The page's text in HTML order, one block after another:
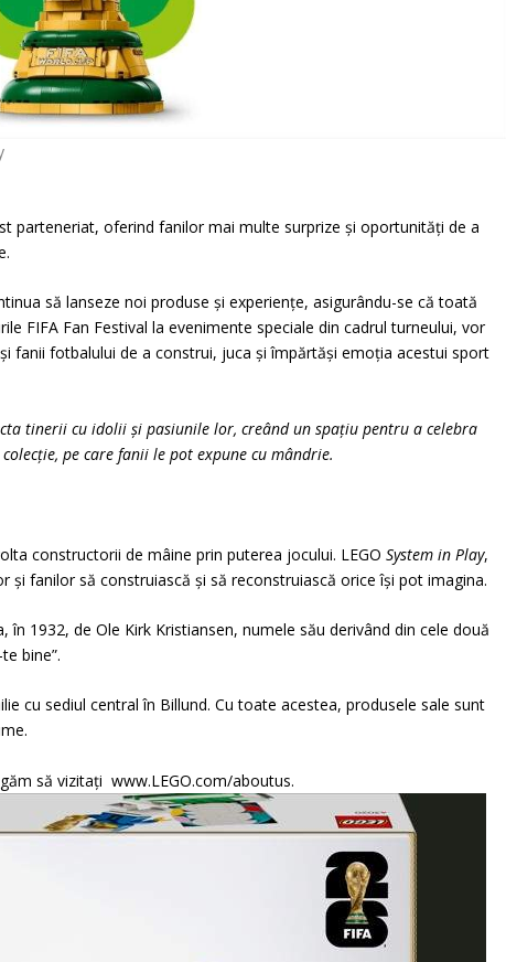
parteneriat, oferind fanilor mai multe surprize și oportunități de a
să lanseze noi produse și experiențe, asigurându-se că toată
FIFA Fan Festival la evenimente speciale din cadrul turneului, vor
fanii fotbalului de a construi, juca și împărtăși emoția acestui sport
tinerii cu idolii și pasiunile lor, creând un spațiu pentru a celebra
pe care fanii le pot expune cu mândrie.
constructorii de mâine prin puterea jocului. LEGOSystem in Play,
și fanilor să construiască și să reconstruiască orice își pot imagina.
1932, de Ole Kirk Kristiansen, numele său derivând din cele două
bine”.
cu sediul central în Billund. Cu toate acestea, produsele sale sunt
să vizitați www.LEGO.com/aboutus.